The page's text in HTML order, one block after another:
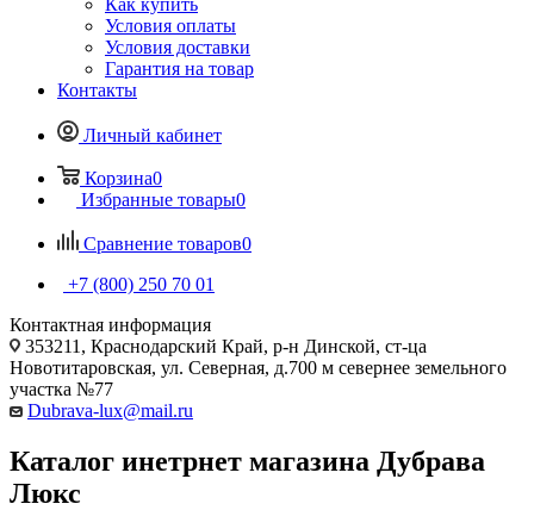
Как купить
Условия оплаты
Условия доставки
Гарантия на товар
Контакты
Личный кабинет
Корзина0
Избранные товары0
Сравнение товаров0
+7 (800) 250 70 01
Контактная информация
353211, Краснодарский Край, р-н Динской, ст-ца
Новотитаровская, ул. Северная, д.700 м севернее земельного
участка №77
Dubrava-lux@mail.ru
Каталог инетрнет магазина Дубрава
Люкс